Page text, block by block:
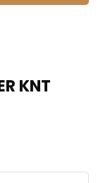
KNT